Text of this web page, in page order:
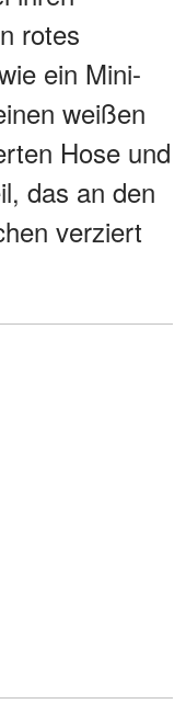
rotes
ein Mini-
weißen
Hose und
das an den
verziert